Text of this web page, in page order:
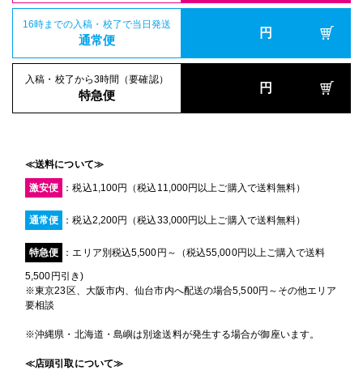
16時までの入稿・校了で当日発送
通常便 円
入稿・校了から3時間（要確認）
特急便 円
≪送料について≫
激安便 ：税込1,100円（税込11,000円以上ご購入で送料無料）
通常便 ：税込2,200円（税込33,000円以上ご購入で送料無料）
特急便 ：エリア別税込5,500円～（税込55,000円以上ご購入で送料
5,500円引き)
※東京23区、大阪市内、仙台市内へ配送の場合5,500円～その他エリア
要相談
※沖縄県・北海道・島嶼は別途送料が発生する場合が御座います。
≪店頭引取について≫